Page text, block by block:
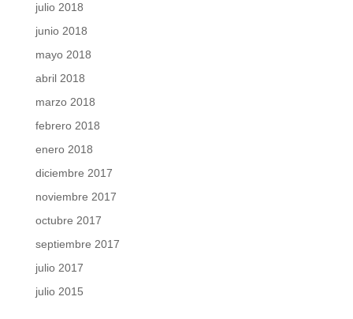
julio 2018
junio 2018
mayo 2018
abril 2018
marzo 2018
febrero 2018
enero 2018
diciembre 2017
noviembre 2017
octubre 2017
septiembre 2017
julio 2017
julio 2015